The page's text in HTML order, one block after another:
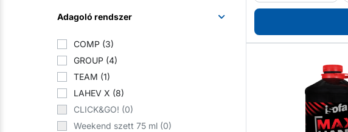
Adagoló rendszer
COMP (3)
GROUP (4)
TEAM (1)
LAHEV X (8)
CLICK&GO! (0)
Weekend szett 75 ml (0)